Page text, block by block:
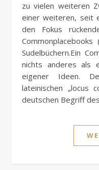
zu vielen weiteren
einer weiteren, seit
den Fokus
Sudelbüchern.Ein
nichts anderes als
eigener Ideen.
lateinischen „locus
deutschen Begriff